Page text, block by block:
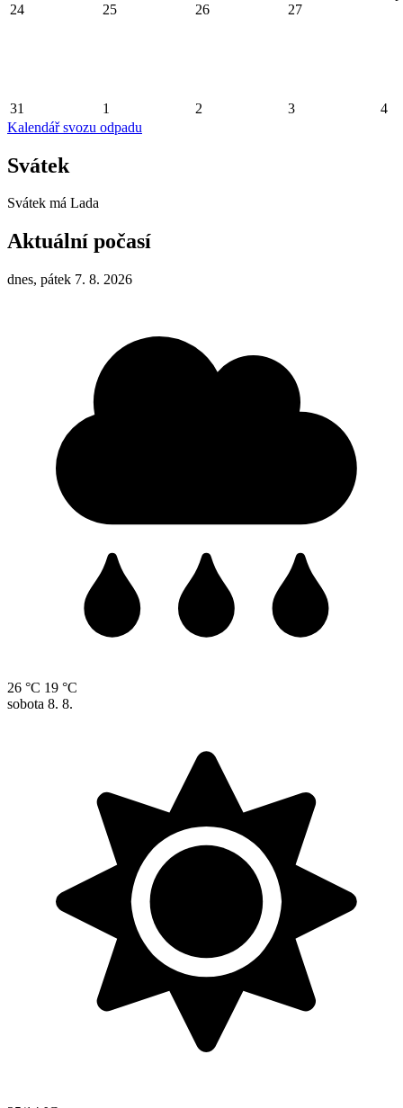
24 25 26 27
31 1 2 3
4
Kalendář svozu odpadu
Svátek
Svátek má Lada
Aktuální počasí
dnes, pátek 7. 8. 2026
26 °C 19 °C
sobota 8. 8.